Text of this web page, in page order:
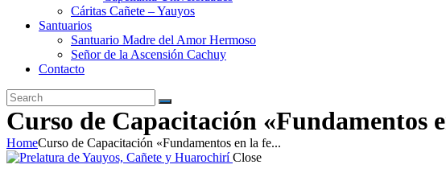
Cáritas Cañete – Yauyos
Santuarios
Santuario Madre del Amor Hermoso
Señor de la Ascensión Cachuy
Contacto
Curso de Capacitación «Fundamentos
HomeCurso de Capacitación «Fundamentos en la fe...
Close